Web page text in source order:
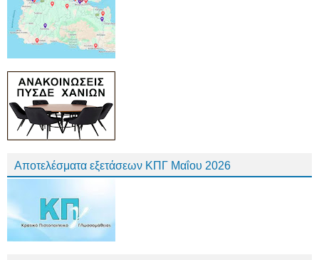
Αποτελέσματα εξετάσεων ΚΠΓ Μαΐου 2026